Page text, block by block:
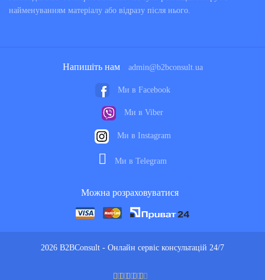
найменуванням матеріалу або відразу після нього.
2026 B2BConsult - Онлайн сервіс консультацій 24/7
Напишіть нам admin@b2bconsult.ua
Ми в Facebook
Ми в Viber
Ми в Instagram
Ми в Telegram
Можна розраховуватися